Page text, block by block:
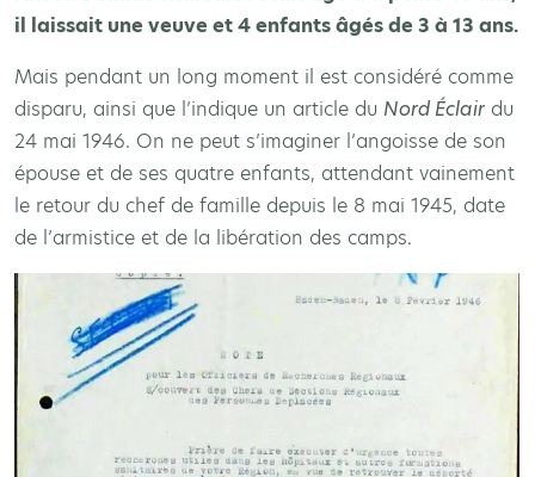
il laissait une veuve et 4 enfants âgés de 3 à 13 ans.
Mais pendant un long moment il est considéré comme
disparu, ainsi que l’indique un article du Nord Éclairdu
24 mai 1946. On ne peut s’imaginer l’angoisse de son
épouse et de ses quatre enfants, attendant vainement
le retour du chef de famille depuis le 8 mai 1945, date
de l’armistice et de la libération des camps.